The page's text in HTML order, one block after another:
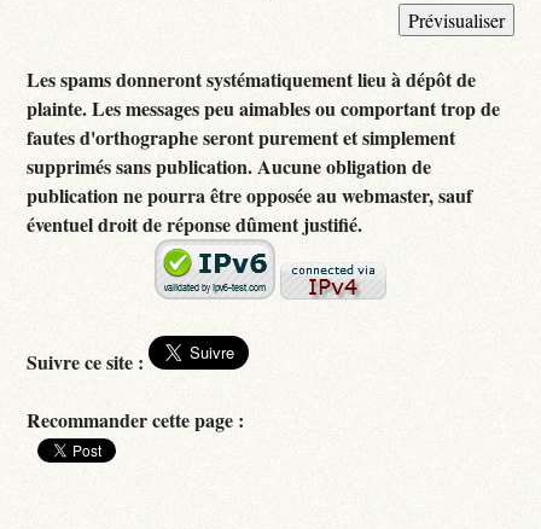
Les spams donneront systématiquement lieu à dépôt de
plainte. Les messages peu aimables ou comportant trop de
fautes d'orthographe seront purement et simplement
supprimés sans publication. Aucune obligation de
publication ne pourra être opposée au webmaster, sauf
éventuel droit de réponse dûment justifié.
Suivre ce site :
Recommander cette page :